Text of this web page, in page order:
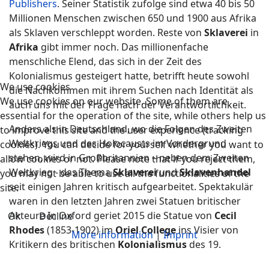
Publishers. Seiner Statistik zufolge sind etwa 40 bis 50
Millionen Menschen zwischen 650 und 1900 aus Afrika
als Sklaven verschleppt worden. Reste von Sklaverei in
Afrika gibt immer noch. Das millionenfache
menschliche Elend, das sich in der Zeit des
Kolonialismus gesteigert hatte, betrifft heute sowohl
die Nachkommen mit ihrem Suchen nach Identität als
auch uns mit der Frage nach der Verantwortlichkeit.
Anders als in Deutschland, wo die Folgen des Zweiten
Weltkriegs und des Holocausts im Vordergrund
stehen, wird in Großbritannien – neben dem Zweiten
Weltkrieg - das ThemaSklavereiundSklavenhandel
seit einigen Jahren kritisch aufgearbeitet. Spektakulär
waren in den letzten Jahren zwei Statuen britischer
Akteure In Oxford geriet 2015 die Statue von Cecil
Rhodes(1853-1902) imOriel Collegeins Visier von
Kritikern des britischen Kolonialismusdes 19.
We use cookies
We use cookies on our website. Some of them are
essential for the operation of the site, while others help us
to improve this site and the user experience (tracking
cookies). You can decide for yourself whether you want to
allow cookies or not. Please note that if you reject them,
you may not be able to use all the functionalities of the
site.
Ok
Decline
More information|Imprint